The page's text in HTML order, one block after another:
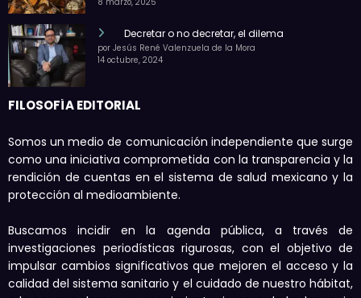
Decretar o no decretar, el dilema
por Jesús René Valenzuela de la Mora
14 octubre, 2024
FILOSOFÍA EDITORIAL
Somos un medio de comunicación independiente que surge
como una iniciativa comprometida con la transparencia y la
rendición de cuentas en el sistema de salud mexicano y la
protección al medioambiente.
Buscamos incidir en la agenda pública, a través de
investigaciones periodísticas rigurosas, con el objetivo de
impulsar cambios significativos que mejoren el acceso y la
calidad del sistema sanitario y el cuidado de nuestro hábitat,